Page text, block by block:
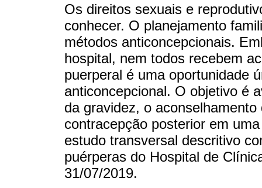
Os direitos sexuais e
conhecer. O planejamento
métodos anticoncepcionais.
hospital, nem todos recebem
puerperal é uma oportunidade
anticoncepcional. O objetivo é
da gravidez, o
contracepção posterior em
estudo transversal descritivo
puérperas do Hospital de
31/07/2019.